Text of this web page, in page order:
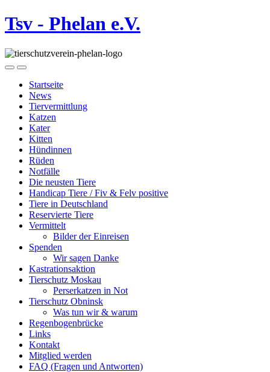
Tsv - Phelan e.V.
Startseite
News
Tiervermittlung
Katzen
Kater
Kitten
Hündinnen
Rüden
Notfälle
Die neusten Tiere
Handicap Tiere / Fiv & Felv positive
Tiere in Deutschland
Reservierte Tiere
Vermittelt
Bilder der Einreisen
Spenden
Wir sagen Danke
Kastrationsaktion
Tierschutz Moskau
Perserkatzen in Not
Tierschutz Obninsk
Was tun wir & warum
Regenbogenbrücke
Links
Kontakt
Mitglied werden
FAQ (Fragen und Antworten)